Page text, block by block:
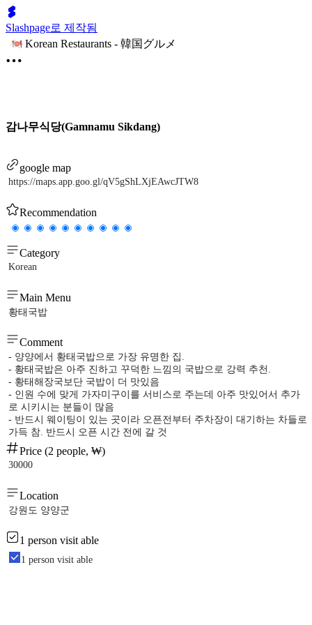
Slashpage로 제작됨
Korean Restaurants - 韓国グルメ
감나무식당(Gamnamu Sikdang)
google map
https://maps.app.goo.gl/qV5gShLXjEAwcJTW8
Recommendation
Category
Korean
Main Menu
황태국밥
Comment
- 양양에서 황태국밥으로 가장 유명한 집.
- 황태국밥은 아주 진하고 꾸덕한 느낌의 국밥으로 강력 추천.
- 황태해장국보단 국밥이 더 맛있음
- 인원 수에 맞게 가자미구이를 서비스로 주는데 아주 맛있어서 추가
로 시키시는 분들이 많음
- 반드시 웨이팅이 있는 곳이라 오픈전부터 주차장이 대기하는 차들로
가득 참. 반드시 오픈 시간 전에 갈 것
Price (2 people, ₩)
30000
Location
강원도 양양군
1 person visit able
1 person visit able